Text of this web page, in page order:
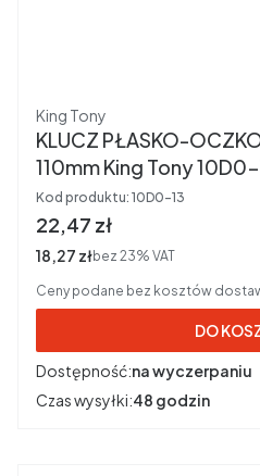
Producent
King Tony
KLUCZ PŁASKO-
110mm King Tony
Kod produktu: 10D0-13
Cena brutto
22,47 zł
Cena netto
18,27 złbez 23% VAT
Ceny podane bez kosztów
DO
Dostępność:na wyczerpaniu
Czas wysyłki:48 godzin